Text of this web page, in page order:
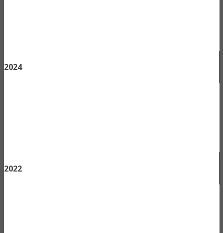
2024
2022